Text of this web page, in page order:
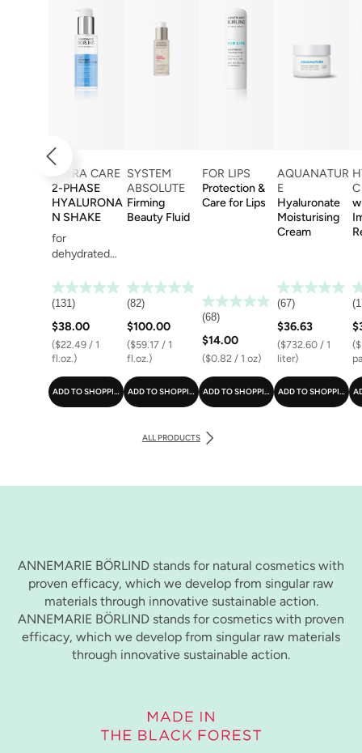
EXTRA CARE
2-PHASE
HYALURONA
N SHAKE
for
dehydrated
(131)
$38.00
($22.49 / 1
fl.oz.)
ADD TO SHOPPING CART
SYSTEM
ABSOLUTE
Firming
Beauty Fluid
(82)
$100.00
($59.17 / 1
fl.oz.)
ADD TO SHOPPING CART
FOR LIPS
Protection &
Care for Lips
(68)
$14.00
($0.82 / 1 oz)
ADD TO SHOPPING CART
AQUANATUR
E
Hyaluronate
Moisturising
Cream
(67)
$36.63
($732.60 / 1
liter)
ADD TO SHOPPING
ALL PRODUCTS
ANNEMARIE BÖRLIND stands for natural cosmetics with
proven efficacy, which we develop from singular raw
materials through innovative sustainable action.
ANNEMARIE BÖRLIND stands for cosmetics with proven
efficacy, which we develop from singular raw materials
through innovative sustainable action.